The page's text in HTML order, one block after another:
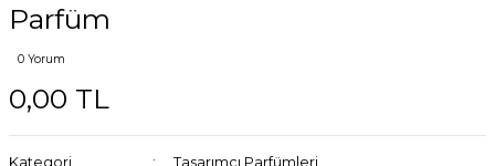
Parfüm
0 Yorum
0,00 TL
Kategori
Tasarımcı Parfümleri